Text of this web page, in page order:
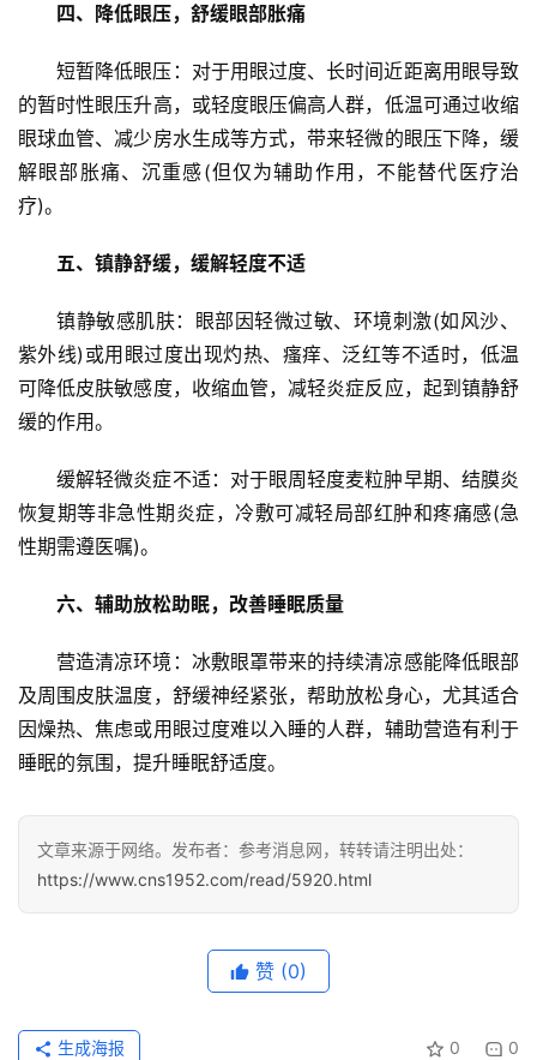
首
页
专
题
快
页
面
投稿
四、降低眼压，舒缓眼部胀痛
短暂降低眼压：对于用眼过度、长时间近距离用眼导致
的暂时性眼压升高，或轻度眼压偏高人群，低温可通过收缩
眼球血管、减少房水生成等方式，带来轻微的眼压下降，缓
解眼部胀痛、沉重感(但仅为辅助作用，不能替代医疗治
疗)。
五、镇静舒缓，缓解轻度不适
镇静敏感肌肤：眼部因轻微过敏、环境刺激(如风沙、
紫外线)或用眼过度出现灼热、瘙痒、泛红等不适时，低温
可降低皮肤敏感度，收缩血管，减轻炎症反应，起到镇静舒
缓的作用。
缓解轻微炎症不适：对于眼周轻度麦粒肿早期、结膜炎
恢复期等非急性期炎症，冷敷可减轻局部红肿和疼痛感(急
性期需遵医嘱)。
六、辅助放松助眠，改善睡眠质量
营造清凉环境：冰敷眼罩带来的持续清凉感能降低眼部
及周围皮肤温度，舒缓神经紧张，帮助放松身心，尤其适合
因燥热、焦虑或用眼过度难以入睡的人群，辅助营造有利于
睡眠的氛围，提升睡眠舒适度。
文章来源于网络。发布者：参考消息网，转转请注明出处：
https://www.cns1952.com/read/5920.html
赞 (0)
0 0
生成海报